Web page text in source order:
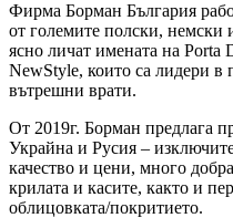
Фирма Борман България
от големите полски,
ясно личат имената на Porta
NewStyle, които са лидери
вътрешни врати.
От 2019г. Борман предлага
Украйна и Русия –
качество и цени, много
крилата и касите, както и
облицовката/покритието.